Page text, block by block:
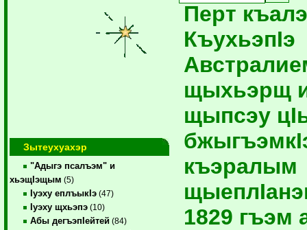
Зытеухуахэр
"Адыгэ псалъэм" и
хьэщIэщым (5)
Iуэху еплъыкIэ (47)
Iуэху щхьэпэ (10)
Абы дегъэпIейтей (84)
Перт
КъухьэпIэ
щыхьэрщ
щыпсэу
къэралым
1829 гъэм